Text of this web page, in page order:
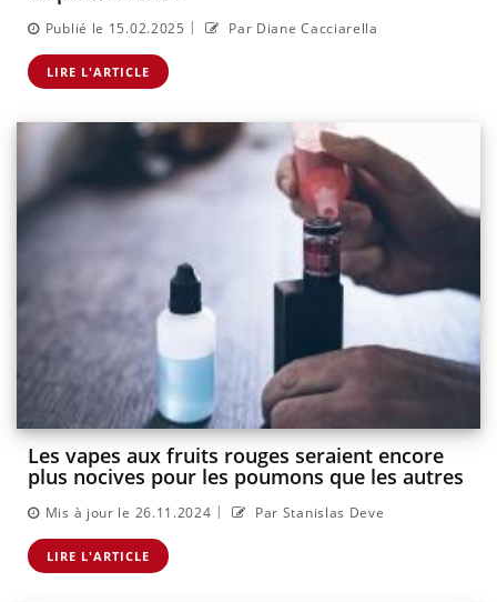
Publié le 15.02.2025 | Par Diane Cacciarella
LIRE L'ARTICLE
Les vapes aux fruits rouges seraient encore
plus nocives pour les poumons que les autres
Mis à jour le 26.11.2024 | Par Stanislas Deve
LIRE L'ARTICLE